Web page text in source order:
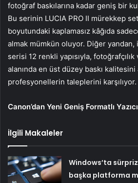
fotoğraf baskılarına kadar geniş bir
Bu serinin LUCIA PRO II mürekkep
boyutundaki kaplamasız kâğıda
almak mümkün oluyor. Diğer yandan,
serisi 12 renkli yapısıyla,
alanında en üst düzey baskı kalitesini
profesyonellerin taleplerini karşılıyor.
Canon’dan Yeni Geniş Formatlı
İlgili Makaleler
Windows’ta
başka platforma